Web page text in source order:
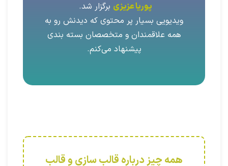
پوریا عزیزی برگزار شد.
ویدیویی بسیار پر محتوی که دیدنش رو به
همه علاقمندان و متخصصان بسته بندی
پیشنهاد می‌کنم.
همه چیز درباره قالب سازی و قالب